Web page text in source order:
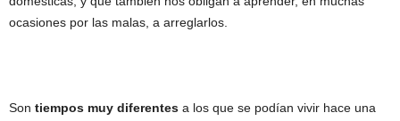
ocasiones por las malas, a arreglarlos.
Son tiempos muy diferentes a los que se podían vivir hace una